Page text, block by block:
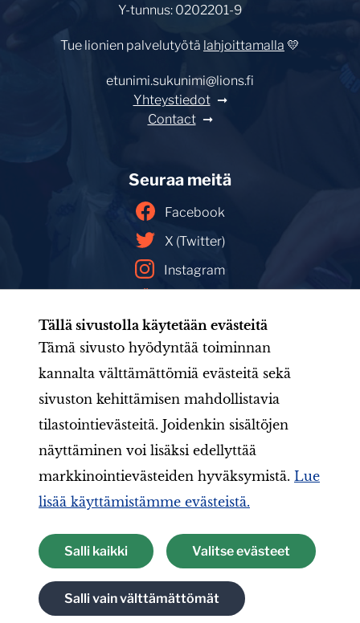
Tällä sivustolla käytetään evästeitä
Tämä sivusto hyödyntää toiminnan
kannalta välttämättömiä evästeitä sekä
sivuston kehittämisen mahdollistavia
tilastointievästeitä. Joidenkin sisältöjen
näyttäminen voi lisäksi edellyttää
markkinointievästeiden hyväksymistä. Lue
lisää käyttämistämme evästeistä.
Salli kaikki
Salli vain välttämättömät
Valitse evästeet
Y-tunnus: 0202201-9
Tue lionien palvelutyötä lahjoittamalla 💛
etunimi.sukunimi@lions.fi
Yhteystiedot
Contact
Seuraa meitä
Facebook
X (Twitter)
Instagram
Facebookin mainoskirjasto
Järjestö Aineistot LIONS-valmennus
Suomen Lions-liitto ry
Tietoa evästeistä